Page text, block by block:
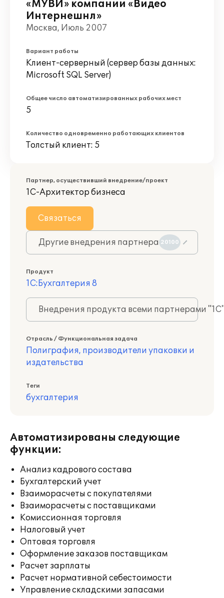
«МУВИ» компании «Видео
Интернешнл»
Москва, Июль 2007
Вариант работы
Клиент-серверный (сервер базы данных:
Microsoft SQL Server)
Общее число автоматизированных рабочих мест
5
Количество одновременно работающих клиентов
Толстый клиент: 5
Партнер, осуществивший внедрение/проект
1С-Архитектор бизнеса
Связаться
Другие внедрения партнера 20100
Продукт
1С:Бухгалтерия 8
Внедрения продукта всеми партнерами
Отрасль / Функциональная задача
Полиграфия, производители упаковки и
издательства
Теги
бухгалтерия
Автоматизированы следующие
функции:
Анализ кадрового состава
Бухгалтерский учет
Взаиморасчеты с покупателями
Взаиморасчеты с поставщиками
Комиссионная торговля
Налоговый учет
Оптовая торговля
Оформление заказов поставщикам
Расчет зарплаты
Расчет нормативной себестоимости
Управление складскими запасами